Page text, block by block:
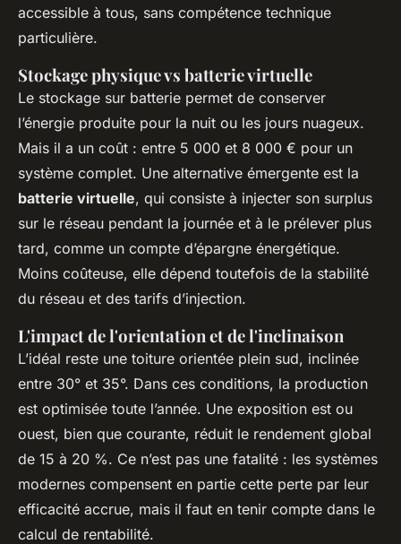
accessible à tous, sans compétence technique
particulière.
Stockage physique vs batterie virtuelle
Le stockage sur batterie permet de conserver
l’énergie produite pour la nuit ou les jours nuageux.
Mais il a un coût : entre 5 000 et 8 000 € pour un
système complet. Une alternative émergente est la
batterie virtuelle, qui consiste à injecter son surplus
sur le réseau pendant la journée et à le prélever plus
tard, comme un compte d’épargne énergétique.
Moins coûteuse, elle dépend toutefois de la stabilité
du réseau et des tarifs d’injection.
L'impact de l'orientation et de l'inclinaison
L’idéal reste une toiture orientée plein sud, inclinée
entre 30° et 35°. Dans ces conditions, la production
est optimisée toute l’année. Une exposition est ou
ouest, bien que courante, réduit le rendement global
de 15 à 20 %. Ce n’est pas une fatalité : les systèmes
modernes compensent en partie cette perte par leur
efficacité accrue, mais il faut en tenir compte dans le
calcul de rentabilité.